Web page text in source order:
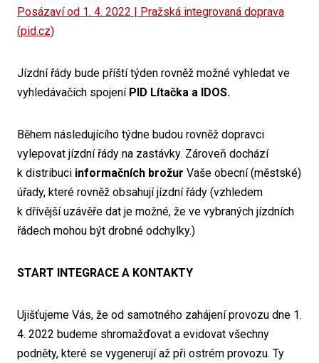
Posázaví od 1. 4. 2022 | Pražská integrovaná doprava
(pid.cz)
Jízdní řády bude příští týden rovněž možné vyhledat ve
vyhledávačích spojeníPID Lítačka a IDOS.
Během následujícího týdne budou rovněž dopravci
vylepovat jízdní řády na zastávky. Zároveň dochází
k distribuci informačních brožur Vaše obecní (městské)
úřady, které rovněž obsahují jízdní řády (vzhledem
k dřívější uzávěře dat je možné, že ve vybraných jízdních
řádech mohou být drobné odchylky.)
START INTEGRACE A KONTAKTY
Ujišťujeme Vás, že od samotného zahájení provozu dne 1.
4. 2022 budeme shromažďovat a evidovat všechny
podněty, které se vygenerují až při ostrém provozu. Ty